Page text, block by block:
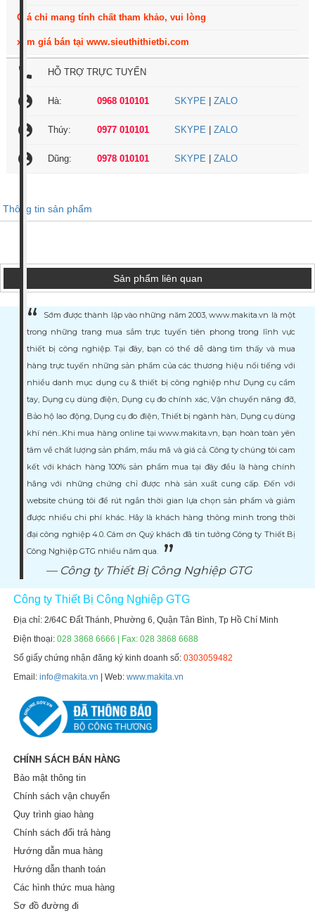
Giá chỉ mang tính chất tham khảo, vui lòng
xem giá bán tại www.sieuthithietbi.com
local_phone HỖ TRỢ TRỰC TUYẾN
account_circle Hà: 0968 010101 SKYPE ZALO
account_circle Thúy: 0977 010101 SKYPE ZALO
account_circle Dũng: 0978 010101 SKYPE ZALO
Thông tin sản phẩm
Sản phẩm liên quan
Sớm được thành lập vào những năm 2003, www.makita.vn là một
trong những trang mua sắm trực tuyến tiên phong trong lĩnh vực
thiết bị công nghiệp. Tại đây, bạn có thể dễ dàng tìm thấy và mua
hàng trực tuyến những sản phẩm của các thương hiệu nổi tiếng với
nhiều danh mục dụng cụ & thiết bị công nghiệp như Dụng cụ cầm
tay, Dụng cụ dùng điện, Dụng cụ đo chính xác, Vận chuyển nâng đỡ,
Bảo hộ lao động, Dụng cụ đo điện, Thiết bị ngành hàn, Dụng cụ dùng
khí nén...Khi mua hàng online tại www.makita.vn, bạn hoàn toàn yên
tâm về chất lượng sản phẩm, mẩu mã và giá cả. Công ty chúng tôi cam
kết với khách hàng 100% sản phẩm mua tại đây đều là hàng chính
hãng với những chứng chỉ được nhà sản xuất cung cấp. Đến với
website chúng tôi để rút ngắn thời gian lựa chọn sản phẩm và giảm
được nhiều chi phí khác. Hãy là khách hàng thông minh trong thời
đại công nghiệp 4.0. Cám ơn Quý khách đã tin tưởng Công ty Thiết Bị
Công Nghiệp GTG nhiều năm qua.
Công ty Thiết Bị Công Nghiệp GTG
Công ty Thiết Bị Công Nghiệp GTG
Địa chỉ: 2/64C Đất Thánh, Phường 6, Quận Tân Bình, Tp Hồ Chí Minh
Điện thoại:028 3868 6666 | Fax: 028 3868 6688
Số giấy chứng nhận đăng ký kinh doanh số:0303059482
Email:info@makita.vn | Web:www.makita.vn
CHÍNH SÁCH BÁN HÀNG
Bảo mật thông tin
Chính sách vận chuyển
Quy trình giao hàng
Chính sách đổi trả hàng
Hướng dẫn mua hàng
Hướng dẫn thanh toán
Các hình thức mua hàng
Sơ đồ đường đi